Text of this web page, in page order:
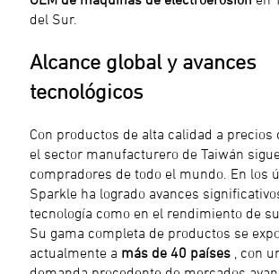
del Sur.
Alcance global y avances
tecnológicos
Con productos de alta calidad a precios
el sector manufacturero de Taiwán
compradores de todo el mundo. En los
Sparkle ha logrado avances
tecnología como en el rendimiento de
Su gama completa de productos se
actualmente a más de 40 países , con